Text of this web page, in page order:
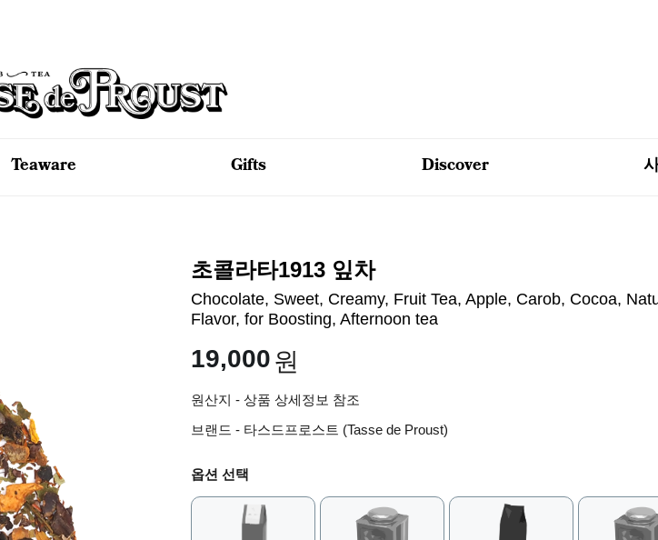
Teaware Gifts Discover
초콜라타1913 잎차
Chocolate, Sweet, Creamy, Fruit Tea, Apple, Carob, Cocoa,
Flavor, for Boosting, Afternoon tea
19,000원
원산지 - 상품 상세정보 참조
브랜드 - 타스드프로스트 (Tasse de Proust)
옵션 선택